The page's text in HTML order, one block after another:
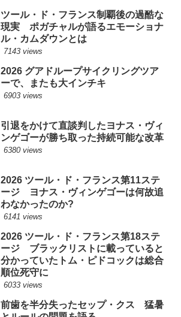
ツール・ド・フランス制覇後の過酷な
現実 ポガチャルが語るエモーショナ
ル・カムダウンとは
7143 views
2026 グアドループサイクリングツア
ーで、またも大インチキ
6903 views
引退をかけて直談判したヨナス・ヴィ
ンゲゴーが勝ち取った持続可能な改革
6380 views
2026 ツール・ド・フランス第11ステ
ージ ヨナス・ヴィンゲゴーは何故追
わなかったのか?
6141 views
2026 ツール・ド・フランス第18ステ
ージ ブラックリストに載っていると
分かっていたトム・ピドコックは総合
順位死守に
6033 views
前歯を半分失ったセップ・クス 猛暑